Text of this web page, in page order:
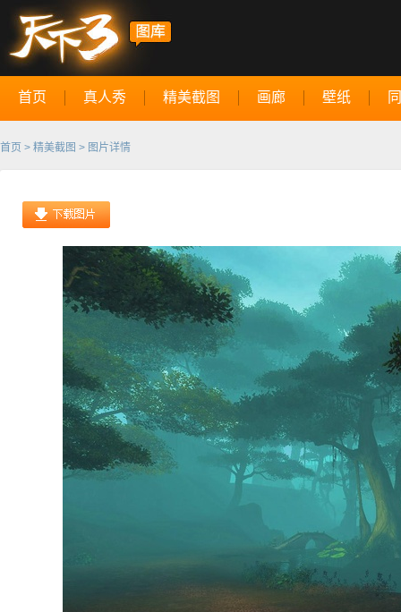
首页 真人秀 精美截图 画廊 壁纸
首页 > 精美截图 > 图片详情